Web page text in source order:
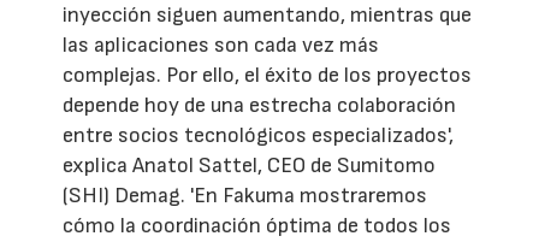
inyección siguen aumentando, mientras que
las aplicaciones son cada vez más
complejas. Por ello, el éxito de los proyectos
depende hoy de una estrecha colaboración
entre socios tecnológicos especializados',
explica Anatol Sattel, CEO de Sumitomo
(SHI) Demag. 'En Fakuma mostraremos
cómo la coordinación óptima de todos los